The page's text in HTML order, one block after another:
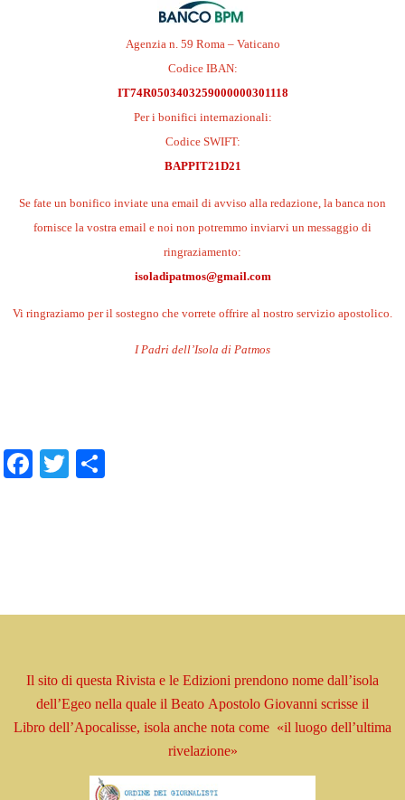
Agenzia n. 59 Roma – Vaticano
Codice IBAN:
IT74R0503403259000000301118
Per i bonifici internazionali:
Codice SWIFT:
BAPPIT21D21
Se fate un bonifico inviate una email di avviso alla redazione, la banca non
fornisce la vostra email e noi non potremmo inviarvi un messaggio di
ringraziamento:
isoladipatmos@gmail.com
Vi ringraziamo per il sostegno che vorrete offrire al nostro servizio apostolico.
I Padri dell’Isola di Patmos
Facebook
Twitter
Il sito di questa Rivista e le Edizioni prendono nome dall’isola
dell’Egeo nella quale il Beato Apostolo Giovanni scrisse il
Libro dell’Apocalisse, isola anche nota come «il luogo dell’ultima
rivelazione»